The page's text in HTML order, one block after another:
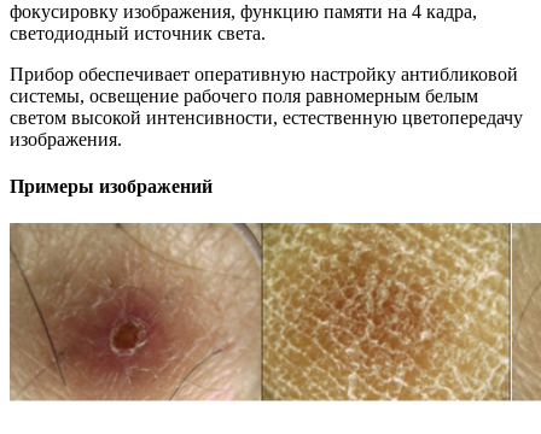
фокусировку изображения, функцию памяти на 4 кадра,
светодиодный источник света.
Прибор обеспечивает оперативную настройку антибликовой
системы, освещение рабочего поля равномерным белым
светом высокой интенсивности, естественную цветопередачу
изображения.
Примеры изображений